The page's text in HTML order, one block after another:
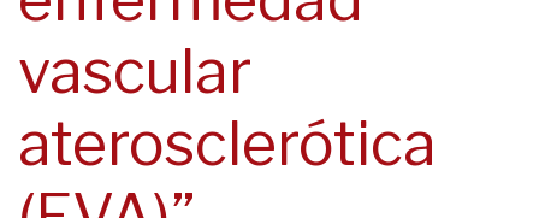
vascular
aterosclerótica